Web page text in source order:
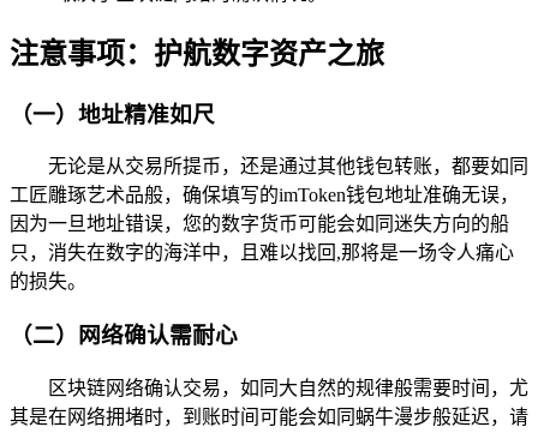
注意事项：护航数字资产之旅
（一）地址精准如尺
无论是从交易所提币，还是通过其他钱包转账，都要如同
工匠雕琢艺术品般，确保填写的imToken钱包地址准确无误，
因为一旦地址错误，您的数字货币可能会如同迷失方向的船
只，消失在数字的海洋中，且难以找回,那将是一场令人痛心
的损失。
（二）网络确认需耐心
区块链网络确认交易，如同大自然的规律般需要时间，尤
其是在网络拥堵时，到账时间可能会如同蜗牛漫步般延迟，请